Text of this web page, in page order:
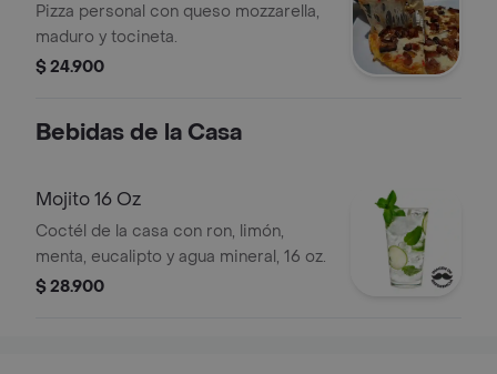
Pizza personal con queso mozzarella,
maduro y tocineta.
$ 24.900
Bebidas de la Casa
Mojito 16 Oz
Coctél de la casa con ron, limón,
menta, eucalipto y agua mineral, 16 oz.
$ 28.900